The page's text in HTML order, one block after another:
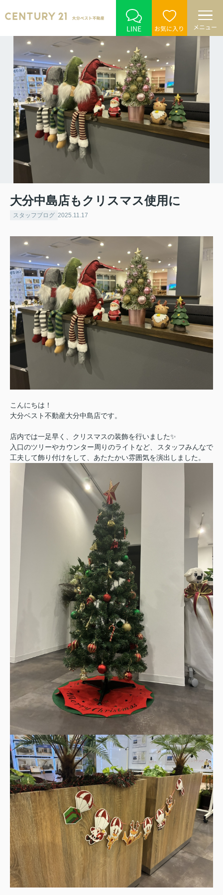
LINE お気に入り メニュー
大分中島店もクリスマス使用に
スタッフブログ 2025.11.17
こんにちは！
大分ベスト不動産大分中島店です。
店内では一足早く、クリスマスの装飾を行いました✨
入口のツリーやカウンター周りのライトなど、スタッフみんなで
工夫して飾り付けをして、あたたかい雰囲気を演出しました。